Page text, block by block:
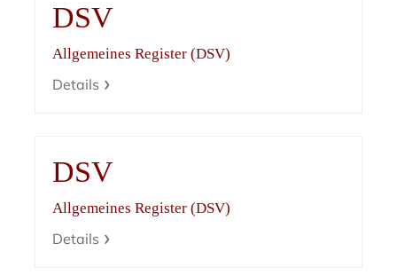
DSV
Allgemeines Register (DSV)
Details
DSV
Allgemeines Register (DSV)
Details